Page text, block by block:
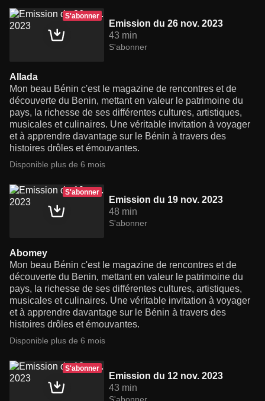
S'abonner
Emission du 26 nov. 2023
43 min
S'abonner
Allada
Mon beau Bénin c'est le magazine de rencontres et de
découverte du Benin, mettant en valeur le patrimoine du
pays, la richesse de ses différentes cultures, artistiques,
musicales et culinaires. Une véritable invitation à voyager
et à apprendre davantage sur le Bénin à travers des
histoires drôles et émouvantes.
Disponible plus de 6 mois
S'abonner
Emission du 19 nov. 2023
48 min
S'abonner
Abomey
Mon beau Bénin c'est le magazine de rencontres et de
découverte du Benin, mettant en valeur le patrimoine du
pays, la richesse de ses différentes cultures, artistiques,
musicales et culinaires. Une véritable invitation à voyager
et à apprendre davantage sur le Bénin à travers des
histoires drôles et émouvantes.
Disponible plus de 6 mois
S'abonner
Emission du 12 nov. 2023
43 min